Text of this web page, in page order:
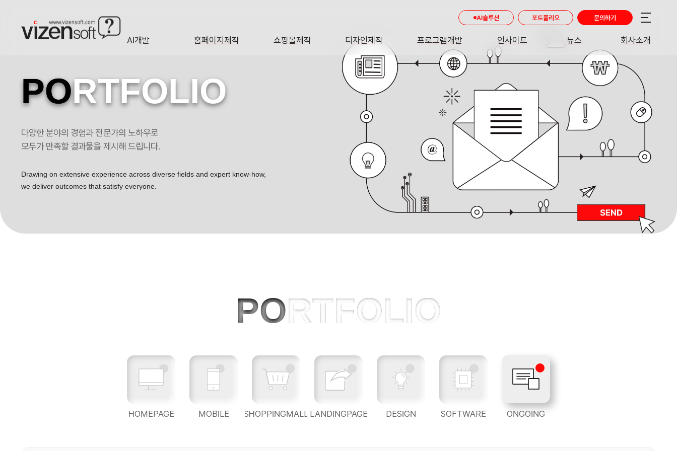
AI개발 홈페이지제작 쇼핑몰제작 디자인제작
DESIGN
프로그램개발
SOFTWARE
인사이트
INSIGHT
뉴스
NEWS
회사소개
AI솔루션 포트폴리오 문의하기
PORTFOLIO
다양한 분야의 경험과 전문가의 노하우로
모두가 만족할 결과물을 제시해 드립니다.
Drawing on extensive experience across diverse fields and expert know-how,
we deliver outcomes that satisfy everyone.
PORTFOLIO
HOMEPAGE MOBILE SHOPPINGMALL LANDINGPAGE DESIGN SOFTWARE ONGOING